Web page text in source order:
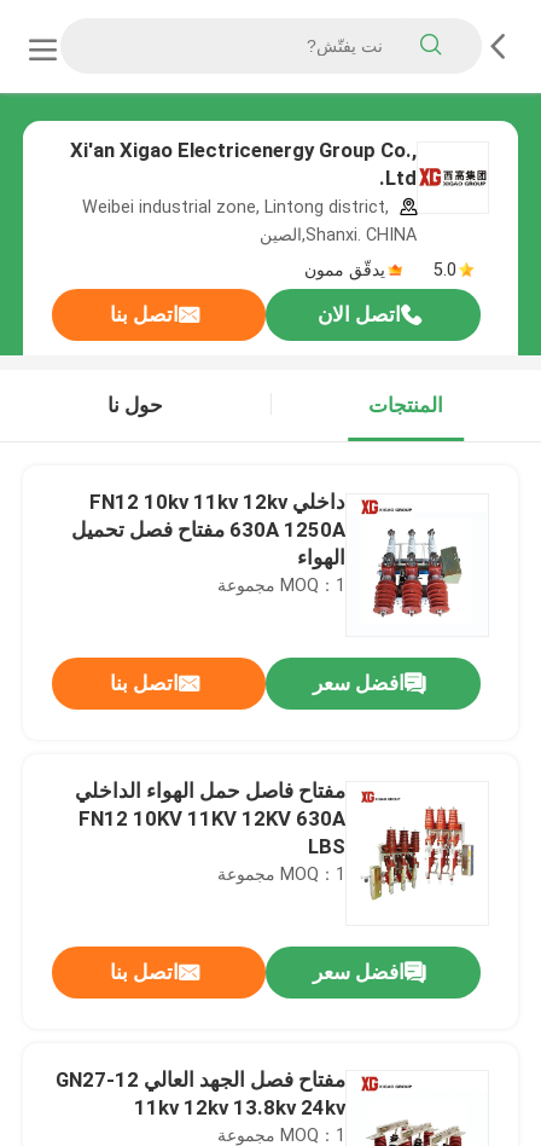
Xi'an Xigao Electricenergy Group Co.,
Ltd.
Weibei industrial zone, Lintong district,
Shanxi. CHINA,الصين
5.0
يدقّق ممون
اتصل الان اتصل بنا
المنتجات حول نا
داخلي FN12 10kv 11kv 12kv
630A 1250A مفتاح فصل تحميل
الهواء
MOQ：1 مجموعة
افضل سعر اتصل بنا
مفتاح فاصل حمل الهواء الداخلي
FN12 10KV 11KV 12KV 630A
LBS
MOQ：1 مجموعة
افضل سعر اتصل بنا
مفتاح فصل الجهد العالي GN27-12
11kv 12kv 13.8kv 24kv
MOQ：1 مجموعة